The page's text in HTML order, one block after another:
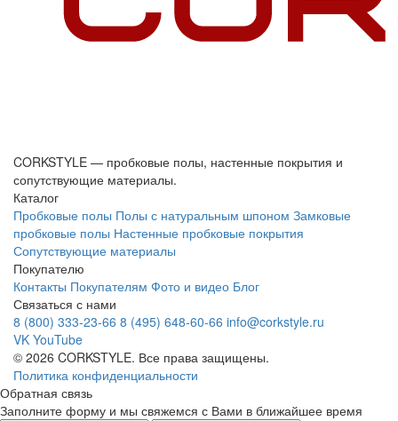
CORKSTYLE — пробковые полы, настенные покрытия и
сопутствующие материалы.
Каталог
Пробковые полы Полы с натуральным шпоном Замковые
пробковые полы Настенные пробковые покрытия
Сопутствующие материалы
Покупателю
Контакты Покупателям Фото и видео Блог
Связаться с нами
8 (800) 333-23-66 8 (495) 648-60-66 info@corkstyle.ru
VK YouTube
© 2026 CORKSTYLE. Все права защищены.
Политика конфиденциальности
Обратная связь
Заполните форму и мы свяжемся с Вами в ближайшее время